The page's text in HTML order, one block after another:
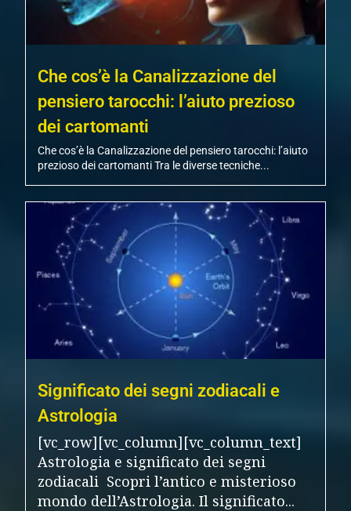
Che cos’è la Canalizzazione del
pensiero tarocchi: l’aiuto prezioso
dei cartomanti
Che cos’è la Canalizzazione del pensiero tarocchi: l’aiuto
prezioso dei cartomanti Tra le diverse tecniche...
Significato dei segni zodiacali e
Astrologia
[vc_row][vc_column][vc_column_text]
Astrologia e significato dei segni
zodiacali Scopri l’antico e misterioso
mondo dell’Astrologia. Il significato...